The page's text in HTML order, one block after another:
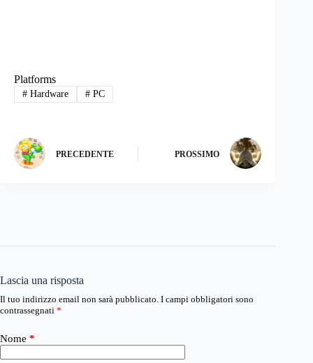
Platforms
#Hardware #PC
PRECEDENTE PROSSIMO
Lascia una risposta
Il tuo indirizzo email non sarà pubblicato. I campi obbligatori sono
contrassegnati *
Nome *